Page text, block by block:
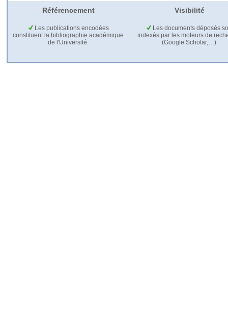
Référencement Visibilité
Les publications encodées
constituent la bibliographie académique
de l'Université.
Les documents déposés
indexés par les moteurs de
(Google Scholar,…).